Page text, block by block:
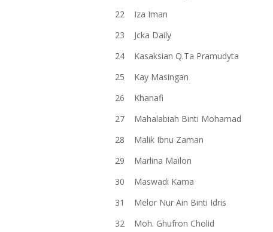
22
Iza Iman
23
Jcka Daily
24
Kasaksian Q.Ta Pramudyta
25
Kay Masingan
26
Khanafi
27
Mahalabiah Binti Mohamad
28
Malik Ibnu Zaman
29
Marlina Mailon
30
Maswadi Kama
31
Melor Nur Ain Binti Idris
32
Moh. Ghufron Cholid